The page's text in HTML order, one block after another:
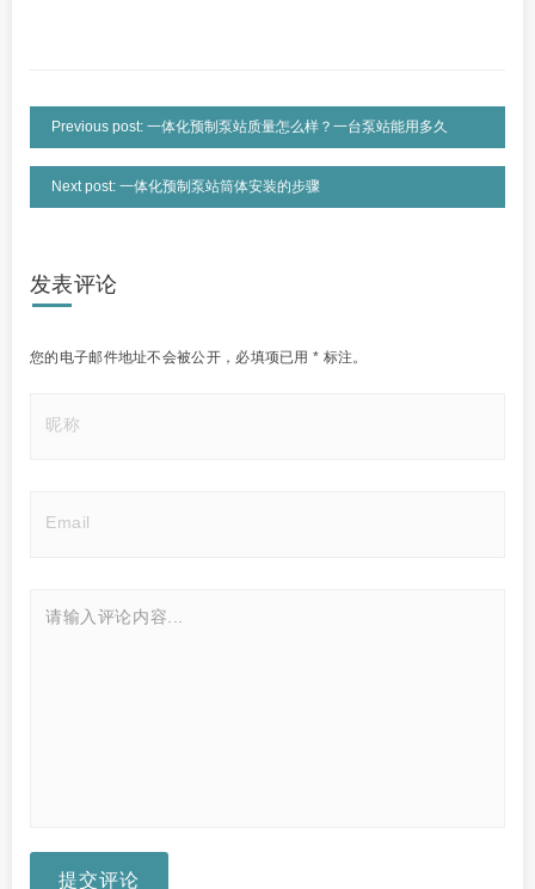
Previous post: 一体化预制泵站质量怎么样？一台泵站能用多久
Next post: 一体化预制泵站筒体安装的步骤
发表评论
您的电子邮件地址不会被公开， 必填项已用* 标注。
提交评论